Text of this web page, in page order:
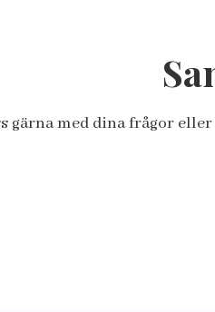
gärna med dina frågor